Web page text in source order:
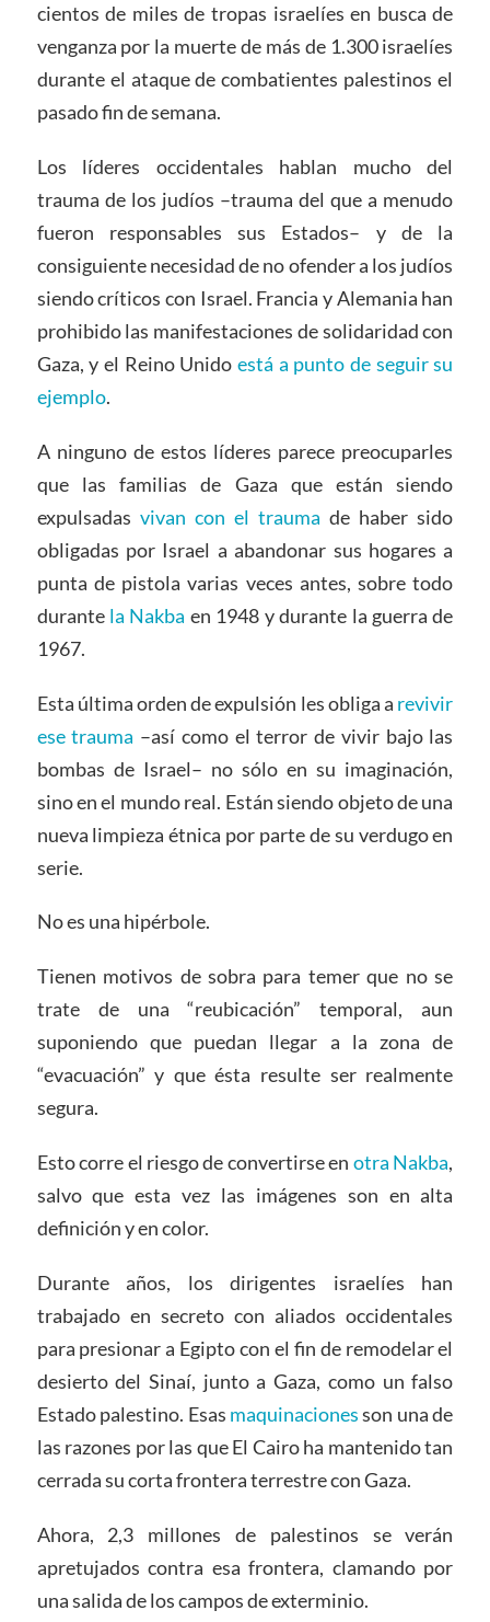
cientos de miles de tropas israelíes en busca de
venganza por la muerte de más de 1.300 israelíes
durante el ataque de combatientes palestinos el
pasado fin de semana.
Los líderes occidentales hablan mucho del
trauma de los judíos –trauma del que a menudo
fueron responsables sus Estados– y de la
consiguiente necesidad de no ofender a los judíos
siendo críticos con Israel. Francia y Alemania han
prohibido las manifestaciones de solidaridad con
Gaza, y el Reino Unido está a punto de seguir su
ejemplo.
A ninguno de estos líderes parece preocuparles
que las familias de Gaza que están siendo
expulsadas vivan con el trauma de haber sido
obligadas por Israel a abandonar sus hogares a
punta de pistola varias veces antes, sobre todo
durante la Nakba en 1948 y durante la guerra de
1967.
Esta última orden de expulsión les obliga a revivir
ese trauma –así como el terror de vivir bajo las
bombas de Israel– no sólo en su imaginación,
sino en el mundo real. Están siendo objeto de una
nueva limpieza étnica por parte de su verdugo en
serie.
No es una hipérbole.
Tienen motivos de sobra para temer que no se
trate de una “reubicación” temporal, aun
suponiendo que puedan llegar a la zona de
“evacuación” y que ésta resulte ser realmente
segura.
Esto corre el riesgo de convertirse en otra Nakba,
salvo que esta vez las imágenes son en alta
definición y en color.
Durante años, los dirigentes israelíes han
trabajado en secreto con aliados occidentales
para presionar a Egipto con el fin de remodelar el
desierto del Sinaí, junto a Gaza, como un falso
Estado palestino. Esas maquinacionesson una de
las razones por las que El Cairo ha mantenido tan
cerrada su corta frontera terrestre con Gaza.
Ahora, 2,3 millones de palestinos se verán
apretujados contra esa frontera, clamando por
una salida de los campos de exterminio.